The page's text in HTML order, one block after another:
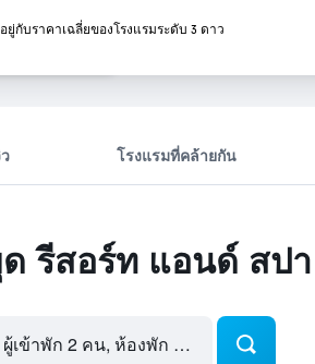
โรงแรมที่คล้ายกัน
รีสอร์ท แอนด์ สปา
ผู้เข้าพัก 2 คน, ห้องพัก 1 ห้อง
ยู่กับราคาเฉลี่ยของโรงแรมระดับ 3 ดาว